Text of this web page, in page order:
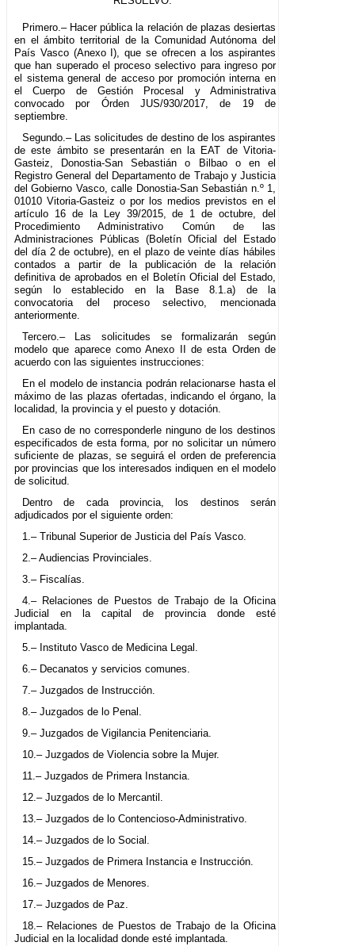
Primero.– Hacer pública la relación de plazas desiertas
en el ámbito territorial de la Comunidad Autónoma del
País Vasco (Anexo I), que se ofrecen a los aspirantes
que han superado el proceso selectivo para ingreso por
el sistema general de acceso por promoción interna en
el Cuerpo de Gestión Procesal y Administrativa
convocado por Órden JUS/930/2017, de 19 de
septiembre.
Segundo.– Las solicitudes de destino de los aspirantes
de este ámbito se presentarán en la EAT de Vitoria-
Gasteiz, Donostia-San Sebastián o Bilbao o en el
Registro General del Departamento de Trabajo y Justicia
del Gobierno Vasco, calle Donostia-San Sebastián n.º 1,
01010 Vitoria-Gasteiz o por los medios previstos en el
artículo 16 de la Ley 39/2015, de 1 de octubre, del
Procedimiento Administrativo Común de las
Administraciones Públicas (Boletín Oficial del Estado
del día 2 de octubre), en el plazo de veinte días hábiles
contados a partir de la publicación de la relación
definitiva de aprobados en el Boletín Oficial del Estado,
según lo establecido en la Base 8.1.a) de la
convocatoria del proceso selectivo, mencionada
anteriormente.
Tercero.– Las solicitudes se formalizarán según
modelo que aparece como Anexo II de esta Orden de
acuerdo con las siguientes instrucciones:
En el modelo de instancia podrán relacionarse hasta el
máximo de las plazas ofertadas, indicando el órgano, la
localidad, la provincia y el puesto y dotación.
En caso de no corresponderle ninguno de los destinos
especificados de esta forma, por no solicitar un número
suficiente de plazas, se seguirá el orden de preferencia
por provincias que los interesados indiquen en el modelo
de solicitud.
Dentro de cada provincia, los destinos serán
adjudicados por el siguiente orden:
1.– Tribunal Superior de Justicia del País Vasco.
2.– Audiencias Provinciales.
3.– Fiscalías.
4.– Relaciones de Puestos de Trabajo de la Oficina
Judicial en la capital de provincia donde esté
implantada.
5.– Instituto Vasco de Medicina Legal.
6.– Decanatos y servicios comunes.
7.– Juzgados de Instrucción.
8.– Juzgados de lo Penal.
9.– Juzgados de Vigilancia Penitenciaria.
10.– Juzgados de Violencia sobre la Mujer.
11.– Juzgados de Primera Instancia.
12.– Juzgados de lo Mercantil.
13.– Juzgados de lo Contencioso-Administrativo.
14.– Juzgados de lo Social.
15.– Juzgados de Primera Instancia e Instrucción.
16.– Juzgados de Menores.
17.– Juzgados de Paz.
18.– Relaciones de Puestos de Trabajo de la Oficina
Judicial en la localidad donde esté implantada.